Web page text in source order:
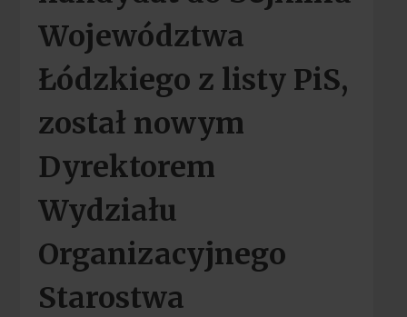
Województwa
Łódzkiego z listy PiS,
został nowym
Dyrektorem
Wydziału
Organizacyjnego
Starostwa